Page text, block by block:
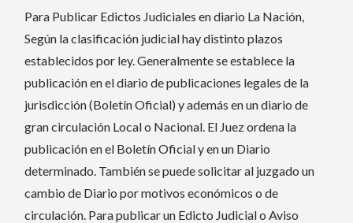
Para Publicar Edictos Judiciales en diario La Nación,
Según la clasificación judicial hay distinto plazos
establecidos por ley. Generalmente se establece la
publicación en el diario de publicaciones legales de la
jurisdicción (Boletín Oficial) y además en un diario de
gran circulación Local o Nacional. El Juez ordena la
publicación en el Boletín Oficial y en un Diario
determinado. También se puede solicitar al juzgado un
cambio de Diario por motivos económicos o de
circulación. Para publicar un Edicto Judicial o Aviso